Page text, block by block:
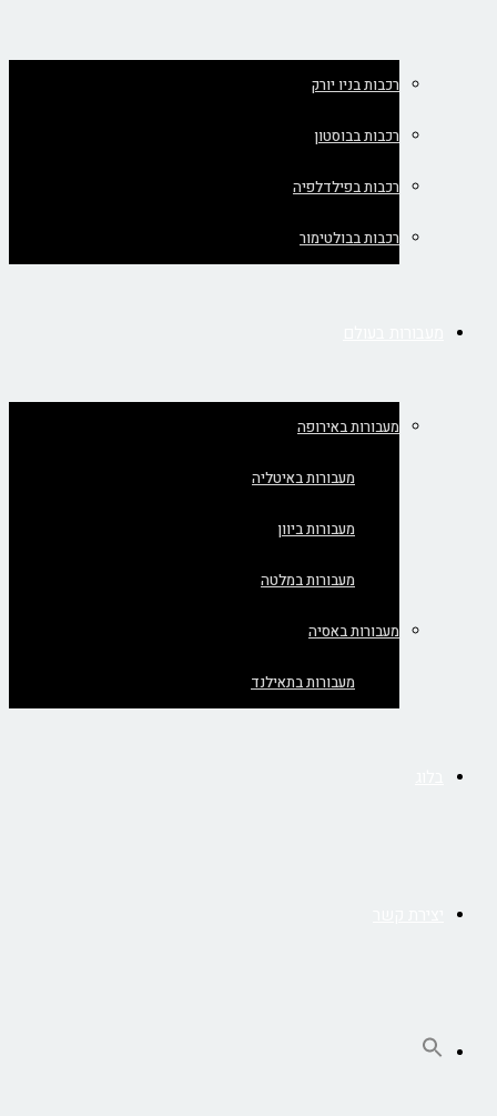
רכבות בניו יורק
רכבות בבוסטון
רכבות בפילדלפיה
רכבות בבולטימור
מעבורות באירופה
מעבורות באיטליה
מעבורות ביוון
מעבורות במלטה
מעבורות באסיה
מעבורות בתאילנד